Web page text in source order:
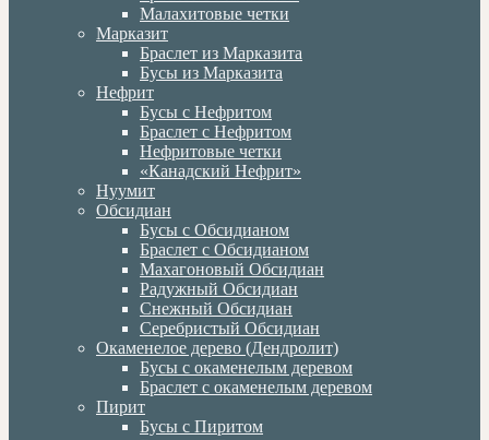
Малахитовые четки
Марказит
Браслет из Марказита
Бусы из Марказита
Нефрит
Бусы с Нефритом
Браслет с Нефритом
Нефритовые четки
«Канадский Нефрит»
Нуумит
Обсидиан
Бусы с Обсидианом
Браслет с Обсидианом
Махагоновый Обсидиан
Радужный Обсидиан
Снежный Обсидиан
Серебристый Обсидиан
Окаменелое дерево (Дендролит)
Бусы с окаменелым деревом
Браслет с окаменелым деревом
Пирит
Бусы с Пиритом